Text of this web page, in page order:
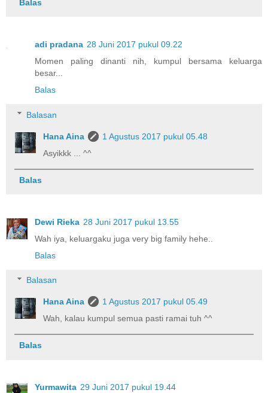
Balas
adi pradana 28 Juni 2017 pukul 09.22
Momen paling dinanti nih, kumpul bersama keluarga
besar...
Balas
Balasan
Hana Aina
1 Agustus 2017 pukul 05.48
Asyikkk ... ^^
Balas
Dewi Rieka 28 Juni 2017 pukul 13.55
Wah iya, keluargaku juga very big family hehe..
Balas
Balasan
Hana Aina
1 Agustus 2017 pukul 05.49
Wah, kalau kumpul semua pasti ramai tuh ^^
Balas
Yurmawita 29 Juni 2017 pukul 19.44